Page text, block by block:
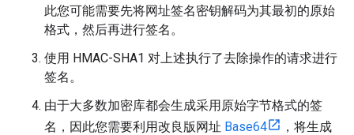
此您可能需要先将网址签名密钥解码为其最初的原始
格式，然后再进行签名。
使用 HMAC-SHA1 对上述执行了去除操作的请求进行
签名。
由于大多数加密库都会生成采用原始字节格式的签
名，因此您需要利用改良版网址 Base64
，将生成